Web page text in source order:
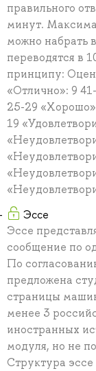
правильного
минут.
можно набрать
переводятся в
принципу:
«Отлично»: 9
25-29
19
Эссе
Эссе
сообщение по
По
предложена
страницы
менее 3
иностранных
модуля, но не
Структура